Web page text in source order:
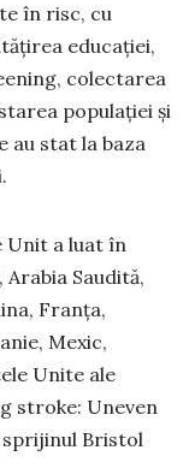
în risc, cu
educației,
colectarea
populației și
au stat la baza
Unit a luat în
Saudită,
Franța,
Mexic,
Unite ale
stroke: Uneven
Bristol